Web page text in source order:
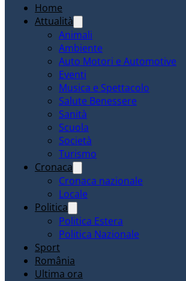
Home
Attualità
Animali
Ambiente
Auto Motori e Automotive
Eventi
Musica e Spettacolo
Salute Benessere
Sanità
Scuola
Società
Turismo
Cronaca
Cronaca nazionale
Locale
Politica
Politica Estera
Politica Nazionale
Sport
România
Ultima ora